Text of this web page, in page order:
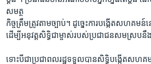
សមត្ថ
កិច្ចត្រឹមត្រូវតាមច្បាប់។ ដូច្នេះការបង្កើតសហគ
ដើម្បីអនុវត្តសិទ្ធិជាម្ចាស់របស់ប្រជាជនសមស្របនឹ
ទោះបីជាប្រជាពលរដ្ឋទទួលបានសិទ្ធិបង្កើតសហគ